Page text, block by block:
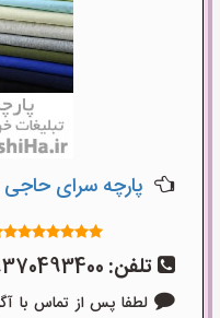
پارچه سرای حاجی
تلفن:
لطفا پس از تماس با